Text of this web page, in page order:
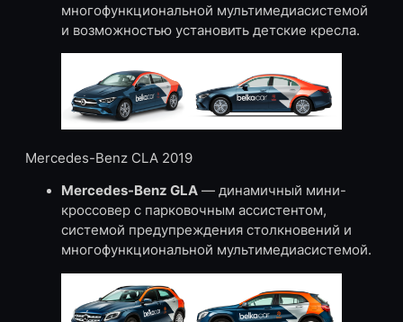
многофункциональной мультимедиасистемой
и возможностью установить детские кресла.
Mercedes-Benz CLA 2019
Mercedes-Benz GLA — динамичный мини-
кроссовер с парковочным ассистентом,
системой предупреждения столкновений и
многофункциональной мультимедиасистемой.